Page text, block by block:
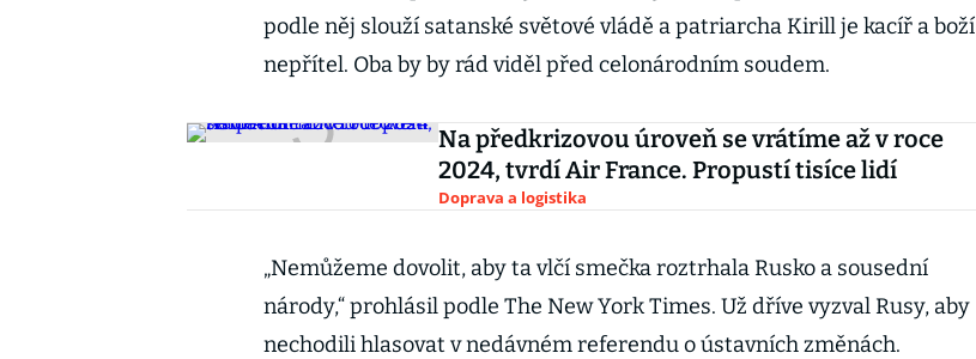
podle něj slouží satanské světové vládě a patriarcha Kirill je kacíř a boží
nepřítel. Oba by by rád viděl před celonárodním soudem.
Na předkrizovou úroveň se vrátíme až v roce
2024, tvrdí Air France. Propustí tisíce lidí
Doprava a logistika
„Nemůžeme dovolit, aby ta vlčí smečka roztrhala Rusko a sousední
národy,“ prohlásil podle The New York Times. Už dříve vyzval Rusy, aby
nechodili hlasovat v nedávném referendu o ústavních změnách.